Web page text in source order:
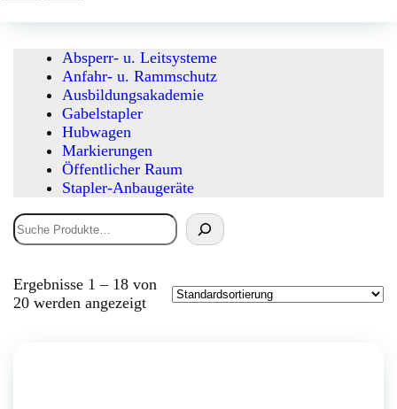
Absperr- u. Leitsysteme
Anfahr- u. Rammschutz
Ausbildungsakademie
Gabelstapler
Hubwagen
Markierungen
Öffentlicher Raum
Stapler-Anbaugeräte
Suchen
Ergebnisse 1 – 18 von
20 werden angezeigt